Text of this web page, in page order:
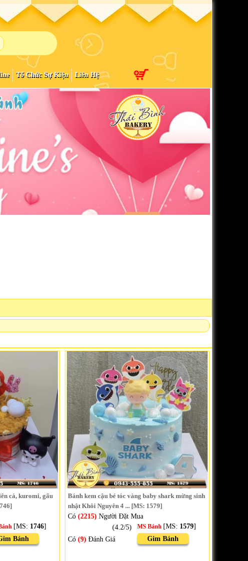
Tổ Chức Sự Kiện Liên Hệ
cá, kuromi, gấu
[MS: 1746]
Bánh
Bánh kem cậu bé tóc vàng baby shark mừng sinh
nhật Khôi Nguyên 4 ... [MS: 1579]
Có (2215) Người Đặt Mua
(4.2/5)
Có (9) Đánh Giá
MS Bánh [MS: 1579]
Gim Bánh